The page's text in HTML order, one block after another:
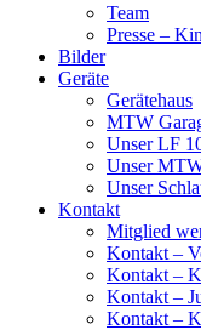
Team
Presse –
Bilder
Geräte
Gerätehaus
MTW
Unser LF
Unser
Unser
Kontakt
Mitglied
Kontakt –
Kontakt –
Kontakt –
Kontakt –